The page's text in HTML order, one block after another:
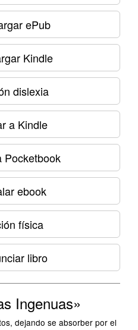
ePub
Kindle
dislexia
a Kindle
ebook
física
libro
Ingenuas»
dejando se absorber por el